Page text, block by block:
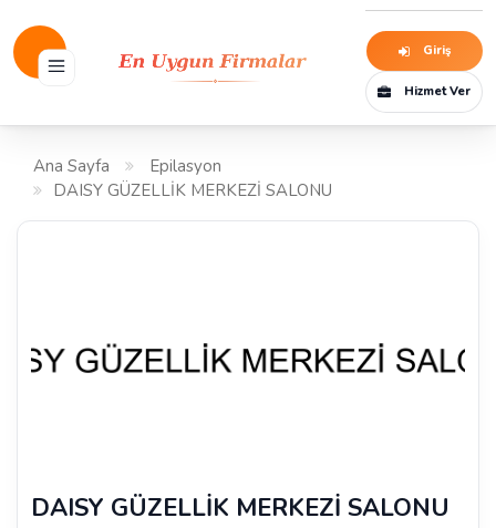
Giriş
Hizmet Ver
Ana Sayfa
Epilasyon
DAISY GÜZELLİK MERKEZİ SALONU
DAISY GÜZELLİK MERKEZİ SALONU